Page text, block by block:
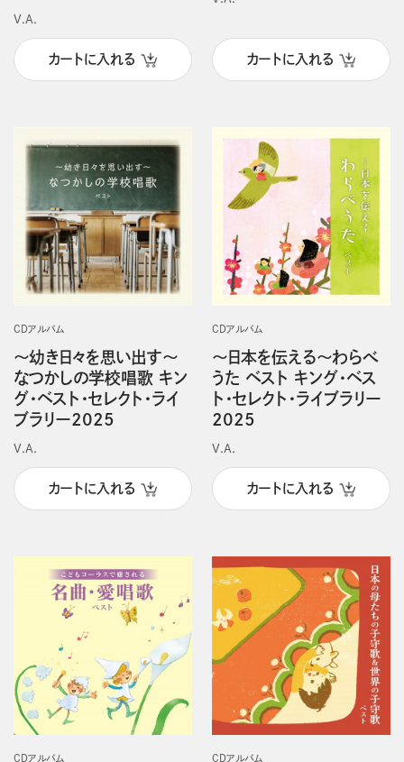
V.A.
カートに入れる カートに入れる
CDアルバム
～幼き日々を思い出す～
なつかしの学校唱歌 キン
グ・ベスト・セレクト・ライ
ブラリー2025
V.A.
カートに入れる
CDアルバム
～日本を伝える～わらべ
うた ベスト キング・ベス
ト・セレクト・ライブラリー
2025
V.A.
カートに入れる
CDアルバム CDアルバム